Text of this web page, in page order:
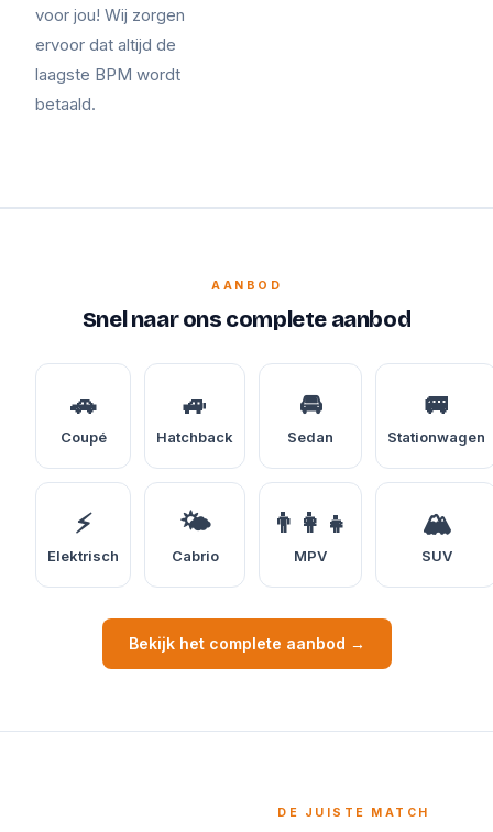
voor jou! Wij zorgen
ervoor dat altijd de
laagste BPM wordt
betaald.
AANBOD
Snel naar ons complete aanbod
🚗
Coupé
🚙
Hatchback
🚘
Sedan
🚐
Stationwagen
⚡
Elektrisch
🌤️
Cabrio
👨‍👩‍👧
MPV
🏔️
SUV
Bekijk het complete aanbod →
DE JUISTE MATCH